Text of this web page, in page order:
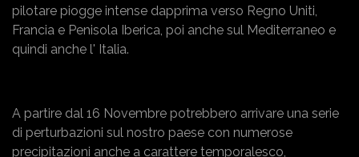
pilotare piogge intense dapprima verso Regno Uniti,
Francia e Penisola Iberica, poi anche sul Mediterraneo e
quindi anche l' Italia.
A partire dal 16 Novembre potrebbero arrivare una serie
di perturbazioni sul nostro paese con numerose
precipitazioni anche a carattere temporalesco,